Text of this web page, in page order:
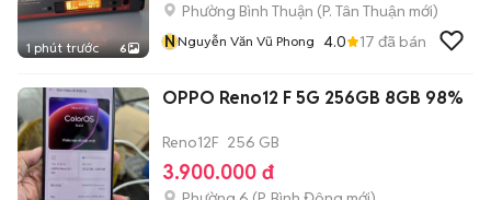
1 phút trước 6
Phường Bình Thuận (P. Tân Thuận mới)
NNguyễn Văn Vũ Phong 4.0 17 đã bán
OPPO Reno12 F 5G 256GB 8GB 98%
Reno12F 256 GB
3.900.000 đ